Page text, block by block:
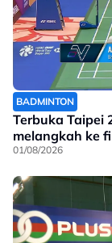
BADMINTON
Terbuka Taipei
melangkah ke
01/08/2026